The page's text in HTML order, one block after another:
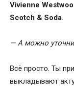
Vivienne
Scotch & Soda.
— А можно
Всё просто. Ты
выкладывают